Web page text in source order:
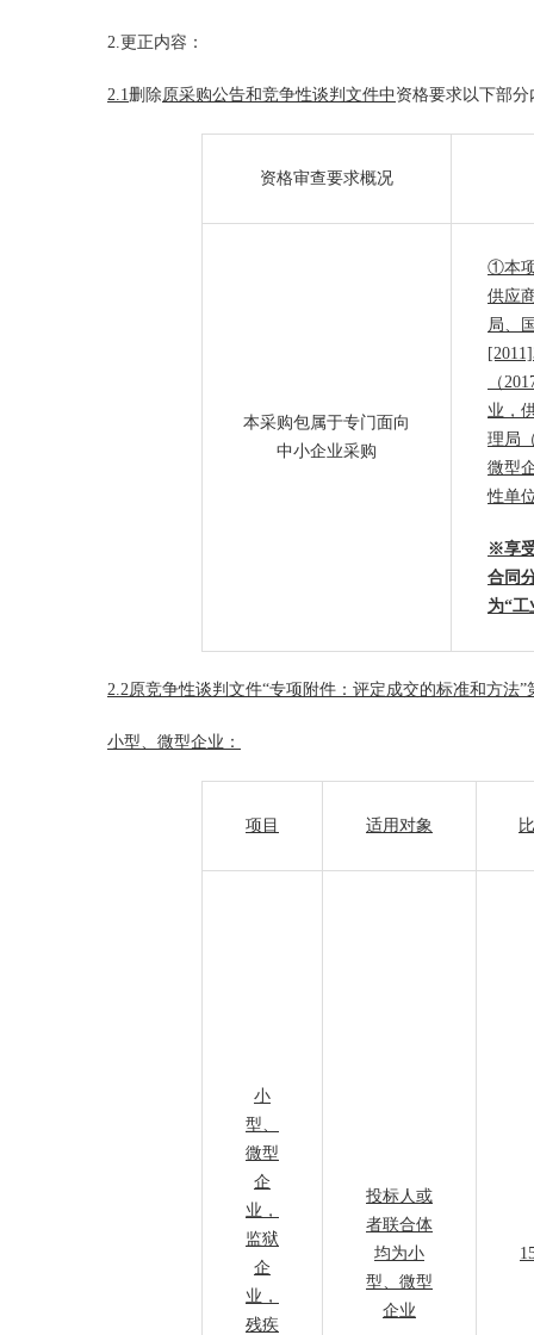
2.更正内容：
2.1删除原采购公告和竞争性谈判文件中 资格要求以下部分
资格审查要求概况
本采购包属于专门面向
中小企业采购
①本项
供应
局、
（
业，
理局
微型
性单
※享
合同
为“工
2.2原竞争性谈判文件“专项附件 ： 评定成交的标准和方法”
小型、微型企业：
项目 适用对象
小
型、
微型
企
业，
监狱
企
业，
残疾
投标人或
者联合体
均为小
型、微型
企业